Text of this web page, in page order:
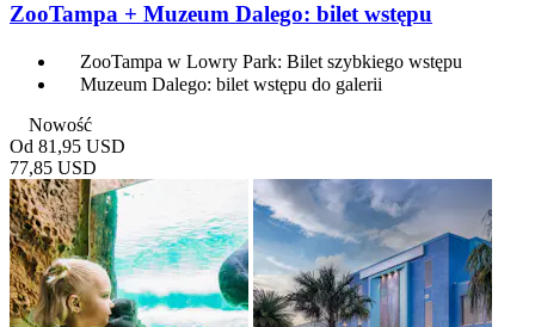
ZooTampa + Muzeum Dalego: bilet wstępu
ZooTampa w Lowry Park: Bilet szybkiego wstępu
Muzeum Dalego: bilet wstępu do galerii
Nowość
Od 81,95 USD
77,85 USD